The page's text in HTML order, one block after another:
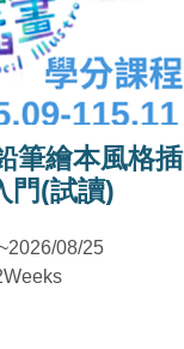
筆繪本風格插
門(試讀)
08/25